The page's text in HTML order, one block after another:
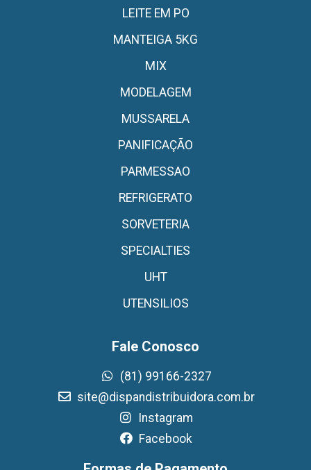
LEITE EM PO
MANTEIGA 5KG
MIX
MODELAGEM
MUSSARELA
PANIFICAÇÃO
PARMESSAO
REFRIGERATO
SORVETERIA
SPECIALTIES
UHT
UTENSILIOS
Fale Conosco
(81) 99166-2327
site@dispandistribuidora.com.br
Instagram
Facebook